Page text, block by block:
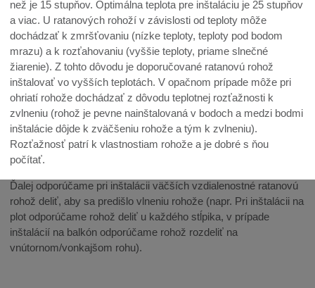
než je 15 stupňov. Optimálna teplota pre inštaláciu je 25 stupňov
a viac. U ratanových rohoží v závislosti od teploty môže
dochádzať k zmršťovaniu (nízke teploty, teploty pod bodom
mrazu) a k rozťahovaniu (vyššie teploty, priame slnečné
žiarenie). Z tohto dôvodu je doporučované ratanovú rohož
inštalovať vo vyšších teplotách. V opačnom prípade môže pri
ohriatí rohože dochádzať z dôvodu teplotnej rozťažnosti k
zvlneniu (rohož je pevne nainštalovaná v bodoch a medzi bodmi
inštalácie dôjde k zväčšeniu rohože a tým k zvlneniu).
Rozťažnosť patrí k vlastnostiam rohože a je dobré s ňou
počítať.
Ďalej odporúčame pri inštalácii väčších vzdialenostné ratanovú
rohož deliť, aby sa predišlo vlneniu rohože (napr. Pri inštalácii na
plot odporúčame rohož deliť u každého stĺpika, v prípade
inštalácií na balkón odporúčame rohož rozdeliť na
vnútornom/vonkajšom rohu).